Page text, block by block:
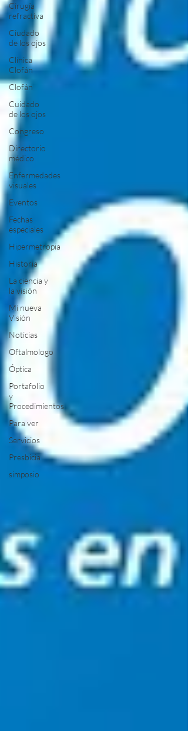
Cirugía
refractiva
Ciudado
de los ojos
Clínica
Clofán
Clofán
Cuidado
de los ojos
Congreso
Directorio
médico
Enfermedades
visuales
Eventos
Fechas
especiales
Hipermetropia
Historia
La ciencia y
la visión
Mi nueva
Visión
Noticias
Oftalmologo
Óptica
Portafolio
y
Procedimientos
Para ver
Servicios
Presbicia
simposio